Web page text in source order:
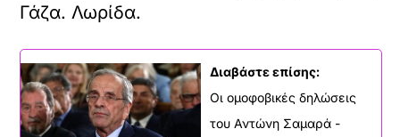
Γάζα. Λωρίδα.
Διαβάστε επίσης:
Οι ομοφοβικές δηλώσεις
του Αντώνη Σαμαρά -